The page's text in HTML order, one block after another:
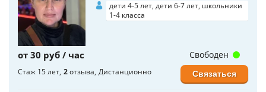
дети 4-5 лет, дети 6-7 лет, школьники
1-4 класса
от 30 руб / час
Стаж 15 лет 2отзыва Дистанционно
Свободен
Связаться